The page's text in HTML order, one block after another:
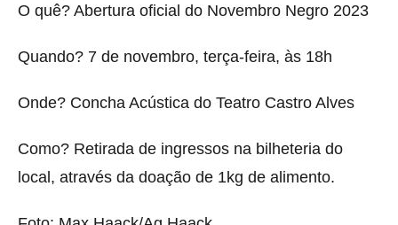
O quê? Abertura oficial do Novembro Negro 2023
Quando? 7 de novembro, terça-feira, às 18h
Onde? Concha Acústica do Teatro Castro Alves
Como? Retirada de ingressos na bilheteria do
local, através da doação de 1kg de alimento.